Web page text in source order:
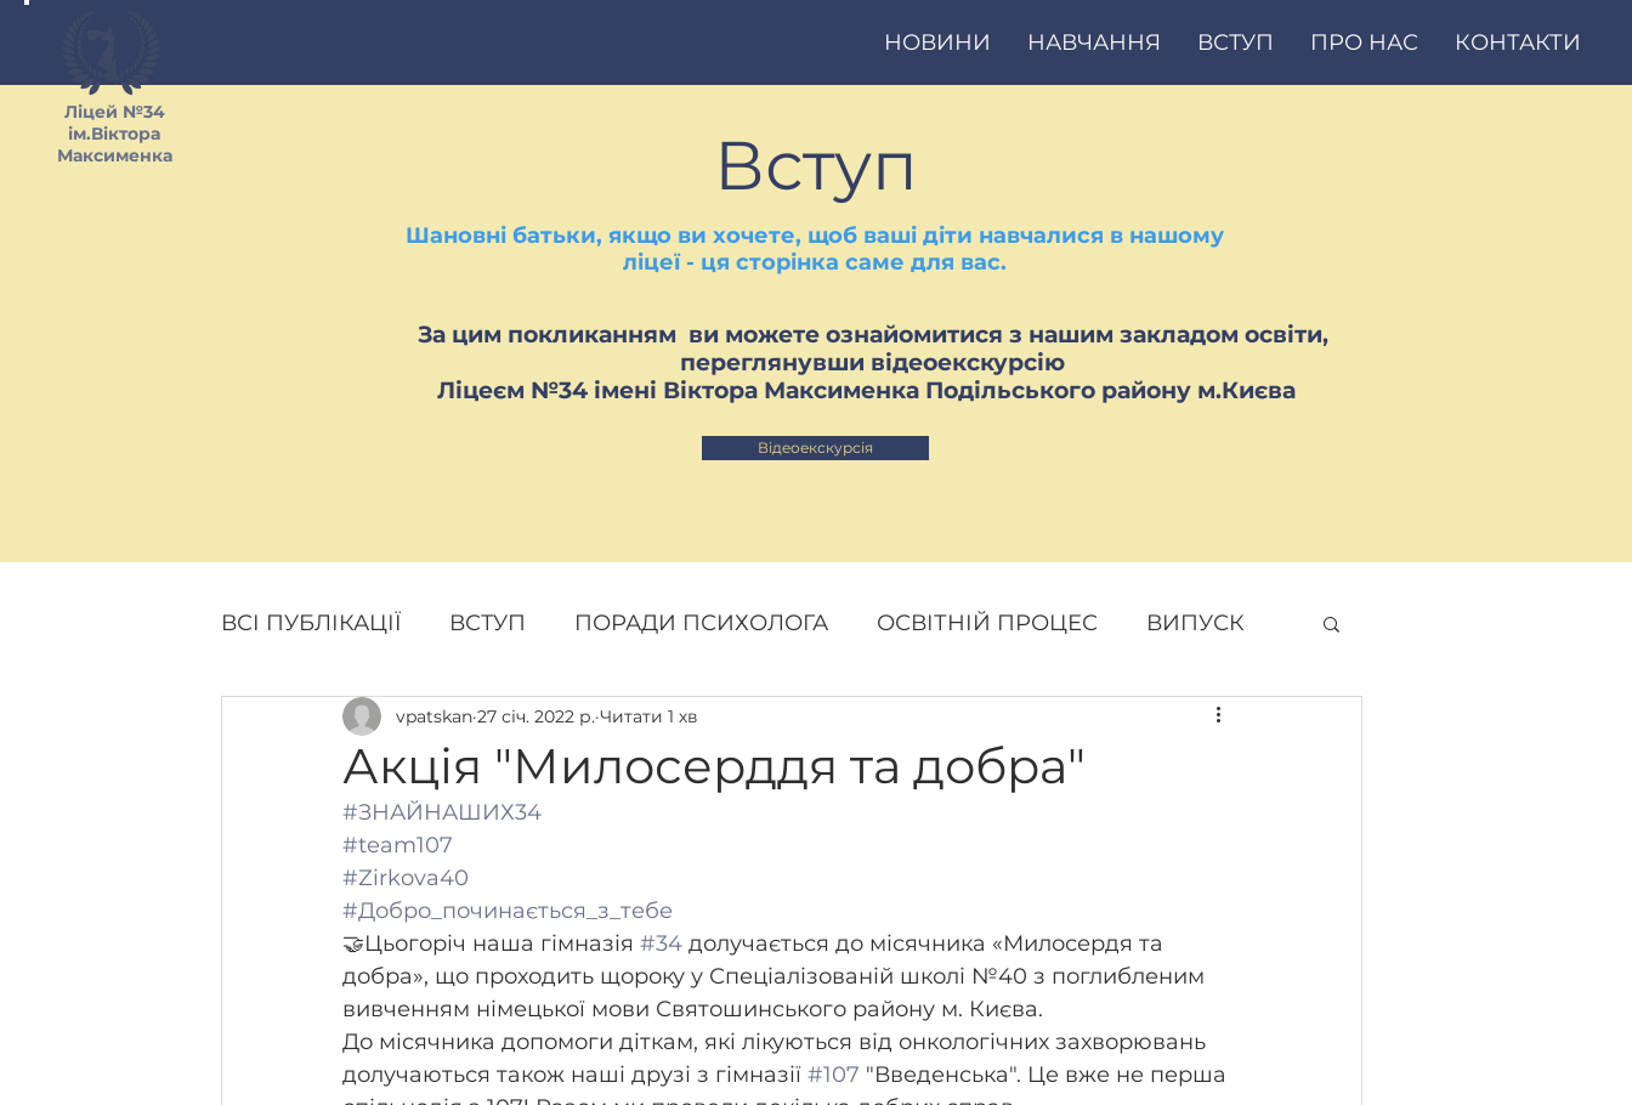
Ліцей №34
ім.Віктора
Максименка
НОВИНИ НАВЧАННЯ ВСТУП ПРО НАС КОНТАКТИ
Вступ
Шановні батьки, якщо ви хочете, щоб ваші діти навчалися в нашому
ліцеї - ця сторінка саме для вас.
За цим покликанням ви можете ознайомитися з нашим закладом освіти,
переглянувши відеоекскурсію
Ліцеєм №34 імені Віктора Максименка Подільського району м.Києва
Відеоекскурсія
ВСІ ПУБЛІКАЦІЇ ВСТУП ПОРАДИ ПСИХОЛОГА ОСВІТНІЙ ПРОЦЕС ВИПУСК
ПРОЕКТНІ НОВИНИ КАРАНТИН
Акція "Милосерддя та добра"
vpatskan 27 січ. 2022 р. Читати 1 хв
#ЗНАЙНАШИХ34
#team107
#Zirkova40
#Добро_починається_з_тебе
🤝Цьогоріч наша гімназія #34 долучається до місячника «Милосердя та
добра», що проходить щороку у Спеціалізованій школі №40 з поглибленим
вивченням німецької мови Святошинського району м. Києва.
До місячника допомоги діткам, які лікуються від онкологічних захворювань
долучаються також наші друзі з гімназії #107 "Введенська". Це вже не перша